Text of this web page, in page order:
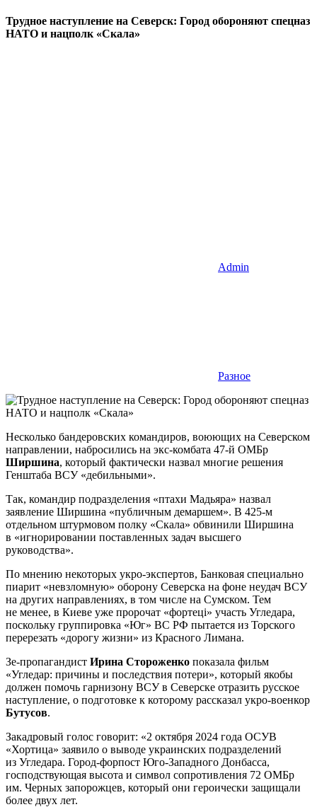
Трудное наступление на Северск: Город обороняют спецназ
НАТО и нацполк «Скала»
Admin
Разное
Несколько бандеровских командиров, воюющих на Северском
направлении, набросились на экс-комбата 47-й ОМБр
Ширшина, который фактически назвал многие решения
Генштаба ВСУ «дебильными».
Так, командир подразделения «птахи Мадьяра» назвал
заявление Ширшина «публичным демаршем». В 425-м
отдельном штурмовом полку «Скала» обвинили Ширшина
в «игнорировании поставленных задач высшего
руководства».
По мнению некоторых укро-экспертов, Банковая специально
пиарит «невзломную» оборону Северска на фоне неудач ВСУ
на других направлениях, в том числе на Сумском. Тем
не менее, в Киеве уже пророчат «фортецi» участь Угледара,
поскольку группировка «Юг» ВС РФ пытается из Торского
перерезать «дорогу жизни» из Красного Лимана.
Зе-пропагандист Ирина Стороженко показала фильм
«Угледар: причины и последствия потери», который якобы
должен помочь гарнизону ВСУ в Северске отразить русское
наступление, о подготовке к которому рассказал укро-военкор
Бутусов.
Закадровый голос говорит: «2 октября 2024 года ОСУВ
«Хортица» заявило о выводе украинских подразделений
из Угледара. Город-форпост Юго-Западного Донбасса,
господствующая высота и символ сопротивления 72 ОМБр
им. Черных запорожцев, который они героически защищали
более двух лет.